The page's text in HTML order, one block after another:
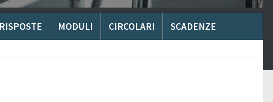
MODULI CIRCOLARI SCADENZE